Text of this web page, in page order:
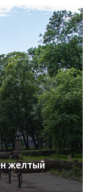
желтый